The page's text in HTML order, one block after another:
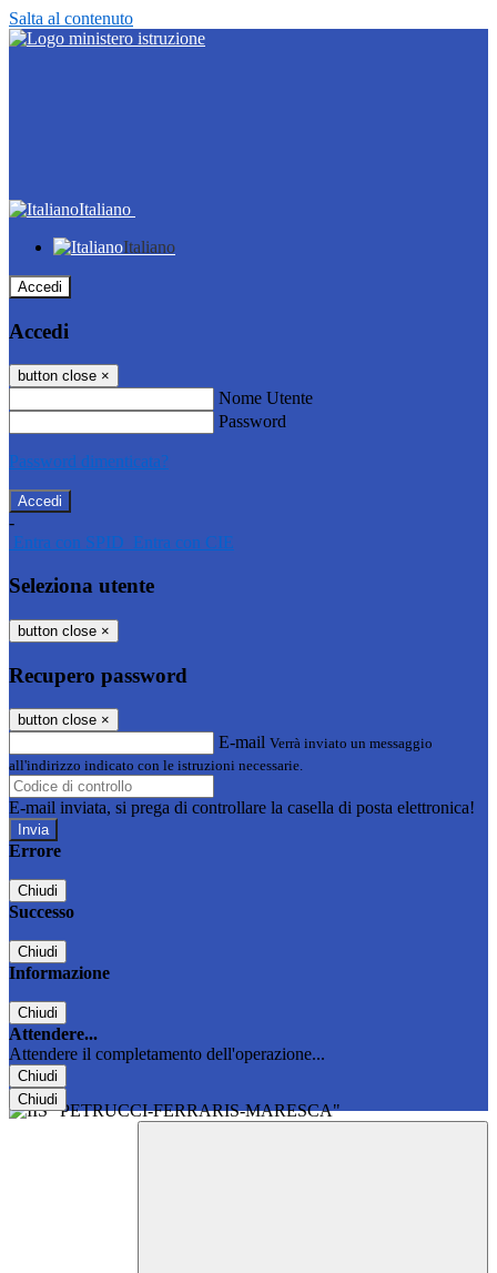
Salta al contenuto
Italiano
Italiano
Accedi
Accedi
button close ×
Nome Utente
Password
Password dimenticata?
-
Entra con SPID Entra con CIE
Seleziona utente
button close ×
Recupero password
button close ×
E-mail Verrà inviato un messaggio
all'indirizzo indicato con le istruzioni necessarie.
E-mail inviata, si prega di controllare la casella di posta elettronica!
Errore
Chiudi
Successo
Chiudi
Informazione
Chiudi
Attendere...
Attendere il completamento dell'operazione...
Chiudi
Chiudi